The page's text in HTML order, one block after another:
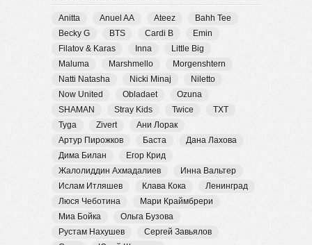
Anitta Anuel AA Ateez
Bahh Tee
Becky G
BTS Cardi B
Emin
Filatov & Karas
Inna
Little Big
Maluma
Marshmello
Morgenshtern
Natti Natasha
Nicki Minaj
Niletto
Now United
Obladaet
Ozuna
SHAMAN
Stray Kids Twice
TXT
Tyga
Zivert
Ани Лорак
Артур Пирожков
Баста
Дана Лахова
Дима Билан
Егор Крид
Жалолиддин Ахмадалиев
Инна Вальтер
Ислам Итляшев
Клава Кока
Ленинград
Люся Чеботина
Мари Краймбрери
Миа Бойка
Ольга Бузова
Рустам Нахушев
Сергей Завьялов